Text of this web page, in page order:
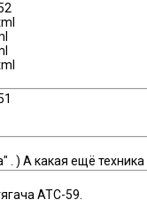
) А какая ещё техника
АТС-59.